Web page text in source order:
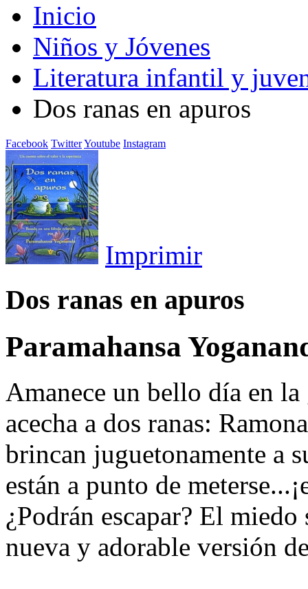
Inicio
Niños y Jóvenes
Literatura infantil y
Dos ranas en apuros
Facebook TwitterYoutube Instagram
Imprimir
Dos ranas en apuros
Paramahansa
Amanece un bello día en
acecha a dos ranas:
brincan juguetonamente a
están a punto de
¿Podrán escapar? El
nueva y adorable versión